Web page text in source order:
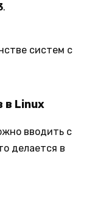
.
систем с
в Linux
вводить с
делается в